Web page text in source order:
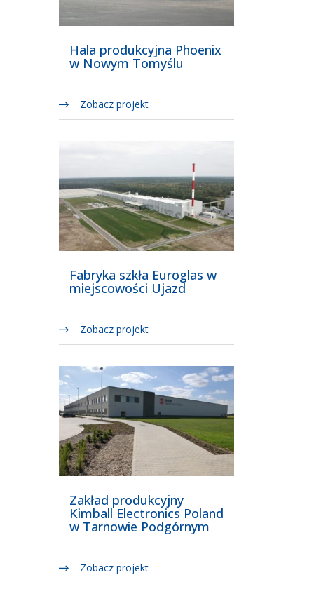
Hala produkcyjna Phoenix
w Nowym Tomyślu
Zobacz projekt
Fabryka szkła Euroglas w
miejscowości Ujazd
Zobacz projekt
Zakład produkcyjny
Kimball Electronics Poland
w Tarnowie Podgórnym
Zobacz projekt